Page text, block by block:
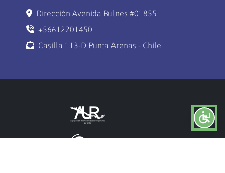
Dirección Avenida Bulnes #01855
+56612201450
Casilla 113-D Punta Arenas - Chile